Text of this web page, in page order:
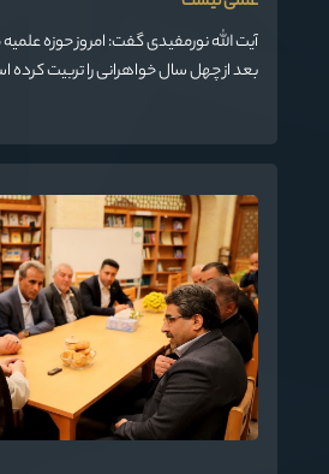
آیت الله نورمفیدی گفت: امروز حوزه
بعد از چهل سال خواهرانی را تربیت کرده
هستند و می توانند در مورد یک مسئله